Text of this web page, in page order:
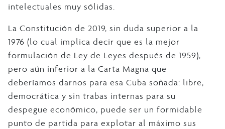
intelectuales muy sólidas.
La Constitución de 2019, sin duda superior a la
1976 (lo cual implica decir que es la mejor
formulación de Ley de Leyes después de 1959),
pero aún inferior a la Carta Magna que
deberíamos darnos para esa Cuba soñada: libre,
democrática y sin trabas internas para su
despegue económico, puede ser un formidable
punto de partida para explotar al máximo sus